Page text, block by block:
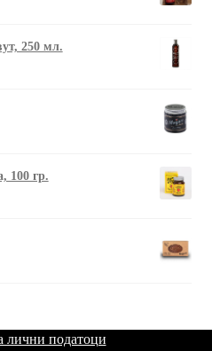
250 мл.
100 гр.
лични податоци